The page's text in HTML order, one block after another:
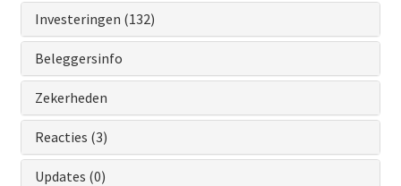
Investeringen (132)
Beleggersinfo
Zekerheden
Reacties (3)
Updates (0)